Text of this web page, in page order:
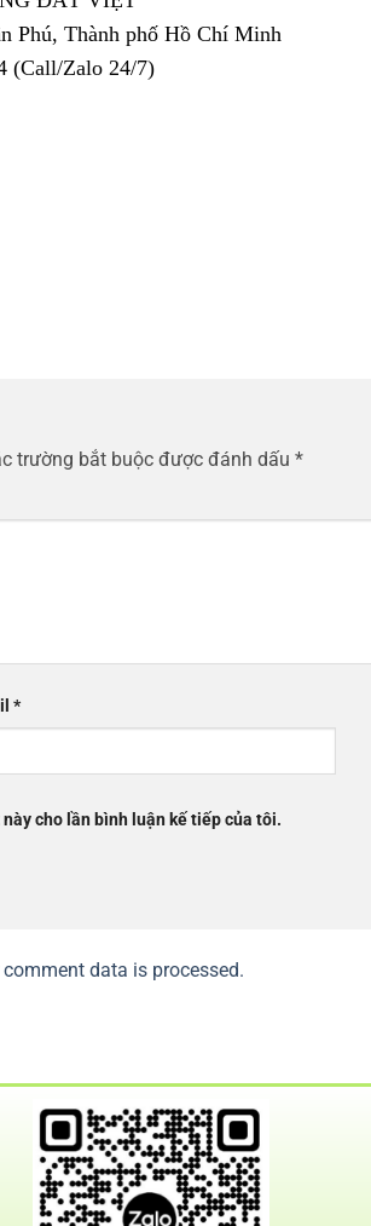
Phú, Thành phố Hồ Chí Minh
(Call/Zalo 24/7)
trường bắt buộc được đánh dấu *
*
cho lần bình luận kế tiếp của tôi.
data is processed.